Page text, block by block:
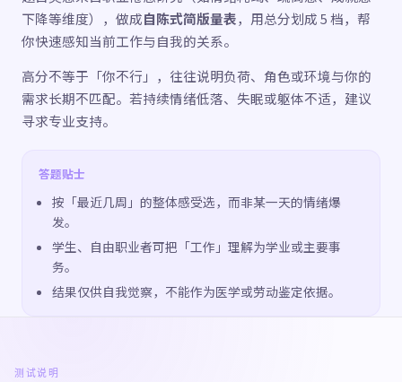
下降等维度），做成自陈式简版量表，用总分划成 5 档，帮
你快速感知当前工作与自我的关系。
高分不等于「你不行」，往往说明负荷、角色或环境与你的
需求长期不匹配。若持续情绪低落、失眠或躯体不适，建议
寻求专业支持。
答题贴士
按「最近几周」的整体感受选，而非某一天的情绪爆
发。
学生、自由职业者可把「工作」理解为学业或主要事
务。
结果仅供自我觉察，不能作为医学或劳动鉴定依据。
测试说明